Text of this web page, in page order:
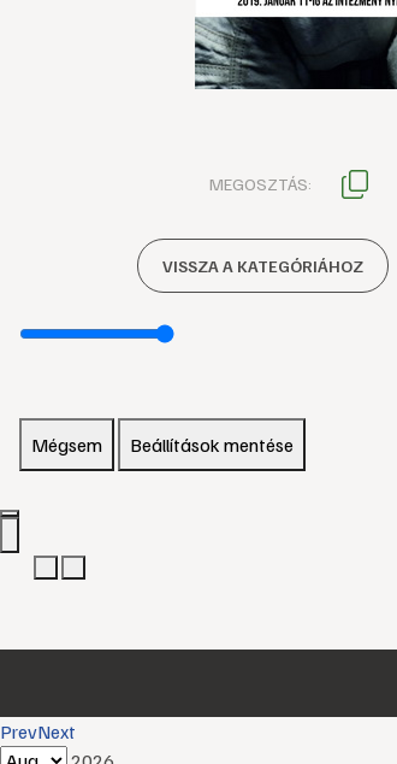
MEGOSZTÁS:
VISSZA A KATEGÓRIÁHOZ
Mégsem Beállítások mentése
PrevNext